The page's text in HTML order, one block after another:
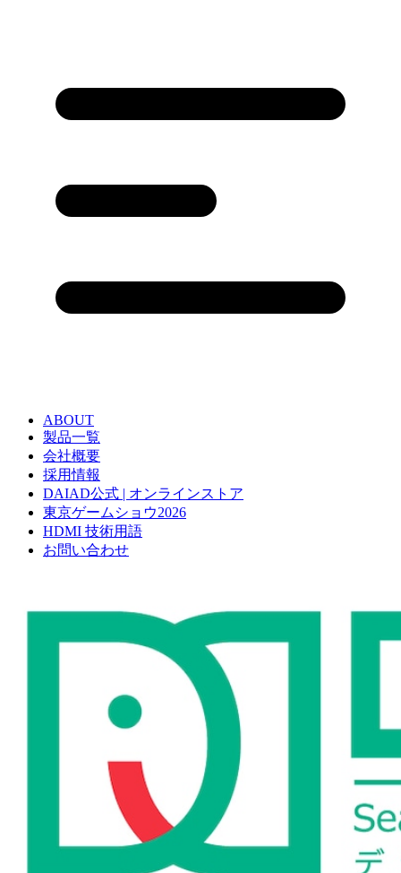
ABOUT
製品一覧
会社概要
採用情報
DAIAD公式 | オンラインストア
東京ゲームショウ2026
HDMI 技術用語
お問い合わせ